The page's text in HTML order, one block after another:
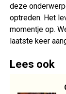
deze
optreden. Het
momentje op.
laatste keer
Lees ook